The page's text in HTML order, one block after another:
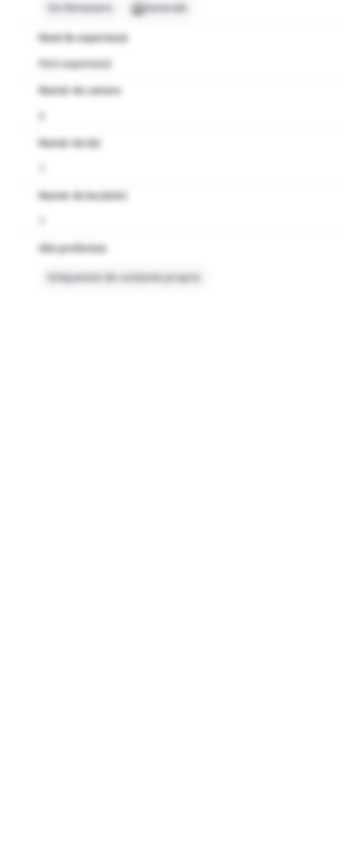
De întreținere Generală
Nivel de experiență
Fără experiență
Număr de camere
Număr de băi
Număr de bucătării
Alte preferințe
Echipament de curățenie propriu